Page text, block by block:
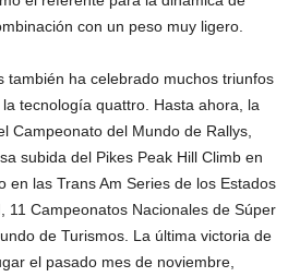
con un peso muy ligero.
también ha celebrado muchos triunfos
tecnología quattro. Hasta ahora, la
Campeonato del Mundo de Rallys,
subida del Pikes Peak Hill Climb en
en las Trans Am Series de los Estados
11 Campeonatos Nacionales de Súper
de Turismos. La última victoria de
el pasado mes de noviembre,